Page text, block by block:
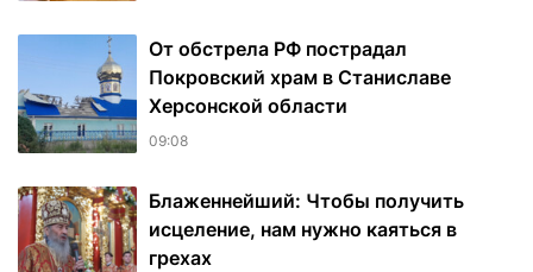
От обстрела РФ пострадал
Покровский храм в Станиславе
Херсонской области
09:08
Блаженнейший: Чтобы получить
исцеление, нам нужно каяться в
грехах